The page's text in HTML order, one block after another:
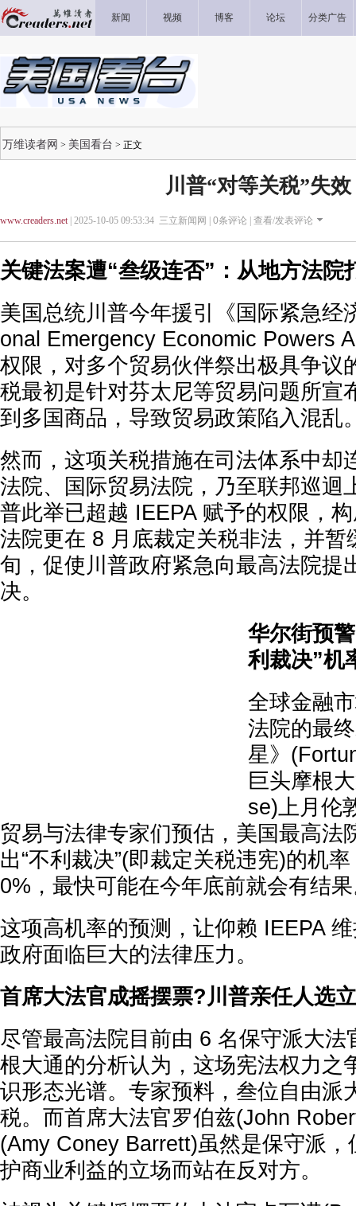
新闻 视频 博客 论坛 分类广告
万维读者网 > 美国看台 > 正文
川普“对等关税”失效
www.creaders.net| 2025-10-05 09:53:34 三立新闻网 | 0条评论 | 查看/发表评论
关键法案遭“叁级连否”：从地方法院
美国总统川普今年援引《国际紧急经
onal Emergency Economic Powers
权限，对多个贸易伙伴祭出极具争议
税最初是针对芬太尼等贸易问题所宣
到多国商品，导致贸易政策陷入混乱
然而，这项关税措施在司法体系中却
法院、国际贸易法院，乃至联邦巡迴
普此举已超越 IEEPA 赋予的权限，
法院更在 8 月底裁定关税非法，并暂
旬，促使川普政府紧急向最高法院提
决。
华尔街预
利裁决”机
全球金融
法院的最
星》
巨头摩根
se)上月伦
贸易与法律专家们预估，美国最高法
出“不利裁决”(即裁定关税违宪)的机
0%，最快可能在今年底前就会有结
这项高机率的预测，让仰赖 IEEPA
政府面临巨大的法律压力。
首席大法官成摇摆票?川普亲任人选
尽管最高法院目前由 6 名保守派大法
根大通的分析认为，这场宪法权力之
识形态光谱。专家预料，叁位自由派
税。而首席大法官罗伯兹(John
(Amy Coney Barrett)虽然是保守派，
护商业利益的立场而站在反对方。